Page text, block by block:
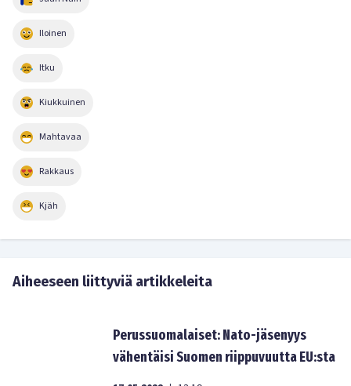
Iloinen
Itku
Kiukkuinen
Mahtavaa
Rakkaus
Kjäh
Aiheeseen liittyviä artikkeleita
Perussuomalaiset: Nato-jäsenyys
vähentäisi Suomen riippuvuutta EU:sta